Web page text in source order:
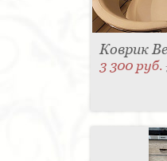
Коврик
3 300 руб.